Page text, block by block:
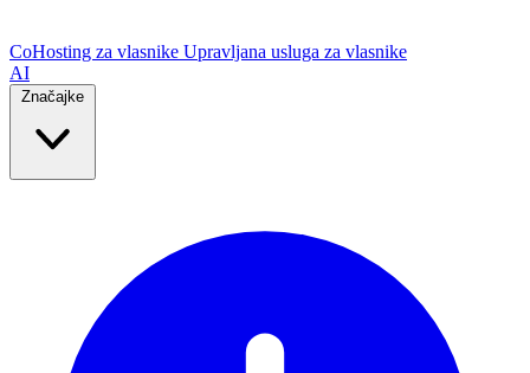
CoHosting za vlasnike Upravljana usluga za vlasnike
AI